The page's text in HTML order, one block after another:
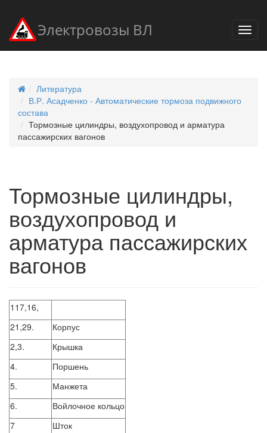
Электровозы ВЛ
Литература
В.Р. Асадченко - Автоматические тормоза подвижного
состава
Тормозные цилиндры, воздухопровод и арматура
пассажирских вагонов
Тормозные цилиндры,
воздухопровод и
арматура пассажирских
вагонов
117,16,
21,29.
Корпус
2,3.
Крышка
4.
Поршень
5.
Манжета
6.
Войлочное кольцо
7
Шток